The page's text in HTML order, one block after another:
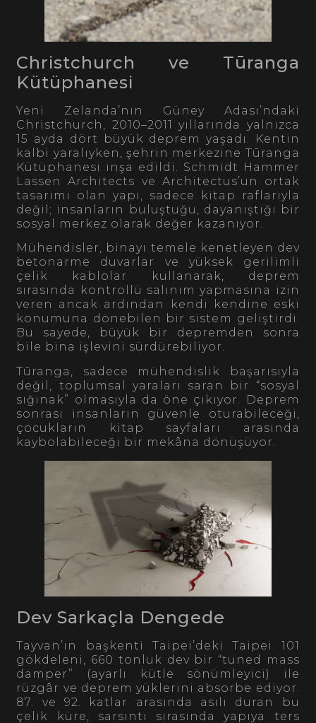
Christchurch ve Tūranga
Kütüphanesi
Yeni Zelanda’nın Güney Adası’ndaki
Christchurch, 2010–2011 yıllarında yalnızca
15 ayda dört büyük deprem yaşadı. Kentin
kalbi yaralıyken, şehrin merkezine Tūranga
Kütüphanesi inşa edildi. Schmidt Hammer
Lassen Architects ve Architectus’un ortak
tasarımı olan yapı, sadece kitap raflarıyla
değil; insanların buluştuğu, dayanıştığı bir
sosyal merkez olarak değer kazanıyor.
Mühendisler, binayı temele kenetleyen dev
betonarme duvarlar ve yüksek gerilimli
çelik kablolar kullanarak, deprem
sırasında kontrollü salınım yapmasına izin
veren ancak ardından kendi kendine eski
konumuna dönebilen bir sistem geliştirdi.
Bu sayede, büyük bir depremden sonra
bile bina işlevini sürdürebiliyor.
Tūranga, sadece mühendislik başarısıyla
değil, toplumsal yaraları saran bir “sosyal
sığınak” olmasıyla da öne çıkıyor. Deprem
sonrası insanların güvenle oturabileceği,
çocukların kitap sayfaları arasında
kaybolabileceği bir mekâna dönüşüyor.
Dev Sarkaçla Dengede
Tayvan’ın başkenti Taipei’deki Taipei 101
gökdeleni, 660 tonluk dev bir “tuned mass
damper” (ayarlı kütle sönümleyici) ile
rüzgâr ve deprem yüklerini absorbe ediyor.
87. ve 92. katlar arasında asılı duran bu
çelik küre, sarsıntı sırasında yapıya ters